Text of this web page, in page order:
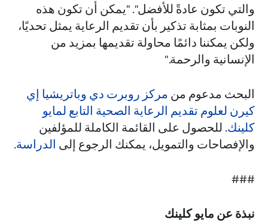
والتي تكون عادةً للأفضل". "يمكن أن تكون هذه
النوبات بمثابة تذكير بأن تقديم الرعاية يمثل تحديًا،
ولكن يمكننا دائمًا محاولة تقديمها بمزيد من
الإنسانية والرحمة."
البحث مدعوم من مركز روبرت دي وباتريشيا إي
كيرن لعلوم تقديم الرعاية الصحية التابع لمايو
كلينك. للحصول على القائمة الكاملة للمؤلفين
والإفصاحات والتمويل، يمكنك الرجوع إلى الدراسة.
###
نبذة عن مايو كلينك